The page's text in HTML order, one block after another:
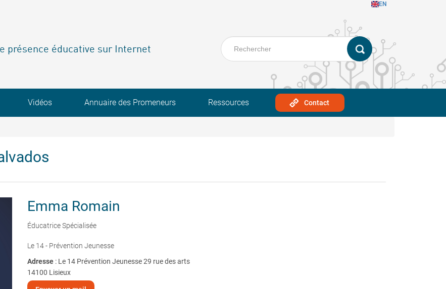
EN
présence éducative sur Internet
Vidéos Annuaire des Promeneurs Ressources Contact
Emma Romain
Éducatrice Spécialisée
Le 14 - Prévention Jeunesse
Adresse : Le 14 Prévention Jeunesse 29 rue des arts
14100 Lisieux